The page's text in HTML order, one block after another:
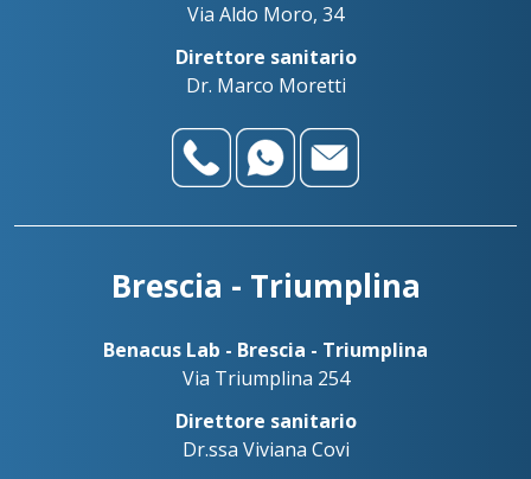
Contatta le nostre sedi
Benacus Lab - Bedizzole - Via Garibaldi 6/A
bedizzole@benacuslab.com
Benacus Work - Brescia - Via Moro 26
Benacus Lab - Brescia - Via Moro 34
moro@benacuslab.com
Scrivici su WhatsApp
Benacus Lab - Brescia - Moro -
Poliambulatorio
Poliambulatorio
+393783035100
Benacus Lab - Desenzano d/G -
+390302330326
Brescia - Via Moro
Via Aldo Moro, 34
Direttore sanitario
Dr. Marco Moretti
Brescia - Triumplina
Benacus Lab - Brescia - Triumplina
Via Triumplina 254
Direttore sanitario
Dr.ssa Viviana Covi